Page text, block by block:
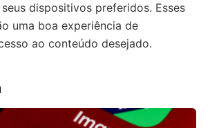
dispositivos preferidos. Esses
uma boa experiência de
ao conteúdo desejado.